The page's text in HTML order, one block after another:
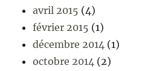
avril 2015 (4)
février 2015 (1)
décembre 2014 (1)
octobre 2014 (2)